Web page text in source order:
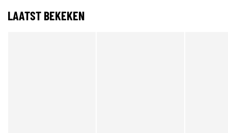
LAATST BEKEKEN